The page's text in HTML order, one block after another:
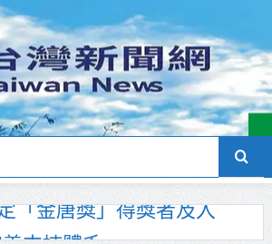
分署主官大換血 蔡順元